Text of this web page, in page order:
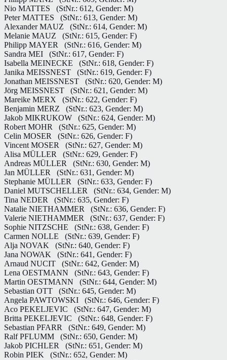
Nio MATTES
(StNr.: 612, Gender: M)
Peter MATTES
(StNr.: 613, Gender: M)
Alexander MAUZ
(StNr.: 614, Gender: M)
Melanie MAUZ
(StNr.: 615, Gender: F)
Philipp MAYER
(StNr.: 616, Gender: M)
Sandra MEI
(StNr.: 617, Gender: F)
Isabella MEINECKE
(StNr.: 618, Gender: F)
Janika MEISSNEST
(StNr.: 619, Gender: F)
Jonathan MEISSNEST
(StNr.: 620, Gender: M)
Jörg MEISSNEST
(StNr.: 621, Gender: M)
Mareike MERX
(StNr.: 622, Gender: F)
Benjamin MERZ
(StNr.: 623, Gender: M)
Jakob MIKRUKOW
(StNr.: 624, Gender: M)
Robert MOHR
(StNr.: 625, Gender: M)
Celin MOSER
(StNr.: 626, Gender: F)
Vincent MOSER
(StNr.: 627, Gender: M)
Alisa MÜLLER
(StNr.: 629, Gender: F)
Andreas MÜLLER
(StNr.: 630, Gender: M)
Jan MÜLLER
(StNr.: 631, Gender: M)
Stephanie MÜLLER
(StNr.: 633, Gender: F)
Daniel MUTSCHELLER
(StNr.: 634, Gender: M)
Tina NEDER
(StNr.: 635, Gender: F)
Natalie NIETHAMMER
(StNr.: 636, Gender: F)
Valerie NIETHAMMER
(StNr.: 637, Gender: F)
Sophie NITZSCHE
(StNr.: 638, Gender: F)
Carmen NOLLE
(StNr.: 639, Gender: F)
Alja NOVAK
(StNr.: 640, Gender: F)
Jana NOWAK
(StNr.: 641, Gender: F)
Arnaud NUCIT
(StNr.: 642, Gender: M)
Lena OESTMANN
(StNr.: 643, Gender: F)
Martin OESTMANN
(StNr.: 644, Gender: M)
Sebastian OTT
(StNr.: 645, Gender: M)
Angela PAWTOWSKI
(StNr.: 646, Gender: F)
Aco PEKELJEVIC
(StNr.: 647, Gender: M)
Britta PEKELJEVIC
(StNr.: 648, Gender: F)
Sebastian PFARR
(StNr.: 649, Gender: M)
Ralf PFLUMM
(StNr.: 650, Gender: M)
Jakob PICHLER
(StNr.: 651, Gender: M)
Robin PIEK
(StNr.: 652, Gender: M)